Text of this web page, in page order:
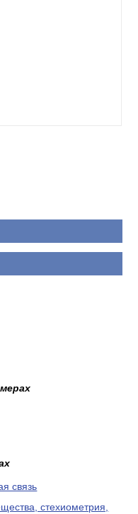
связь
стехиометрия,